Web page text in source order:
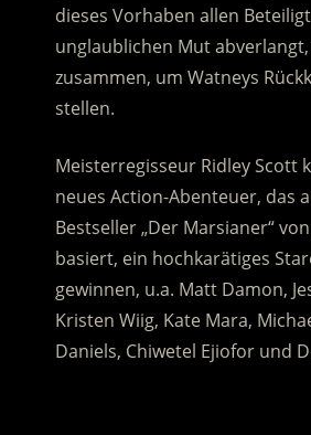
dieses Vorhaben allen
unglaublichen Mut
zusammen, um Watneys
stellen.
Meisterregisseur Ridley Scott
neues Action-Abenteuer, das
Bestseller „Der Marsianer“
basiert, ein hochkarätiges
gewinnen, u.a. Matt Damon,
Kristen Wiig, Kate Mara,
Daniels, Chiwetel Ejiofor und